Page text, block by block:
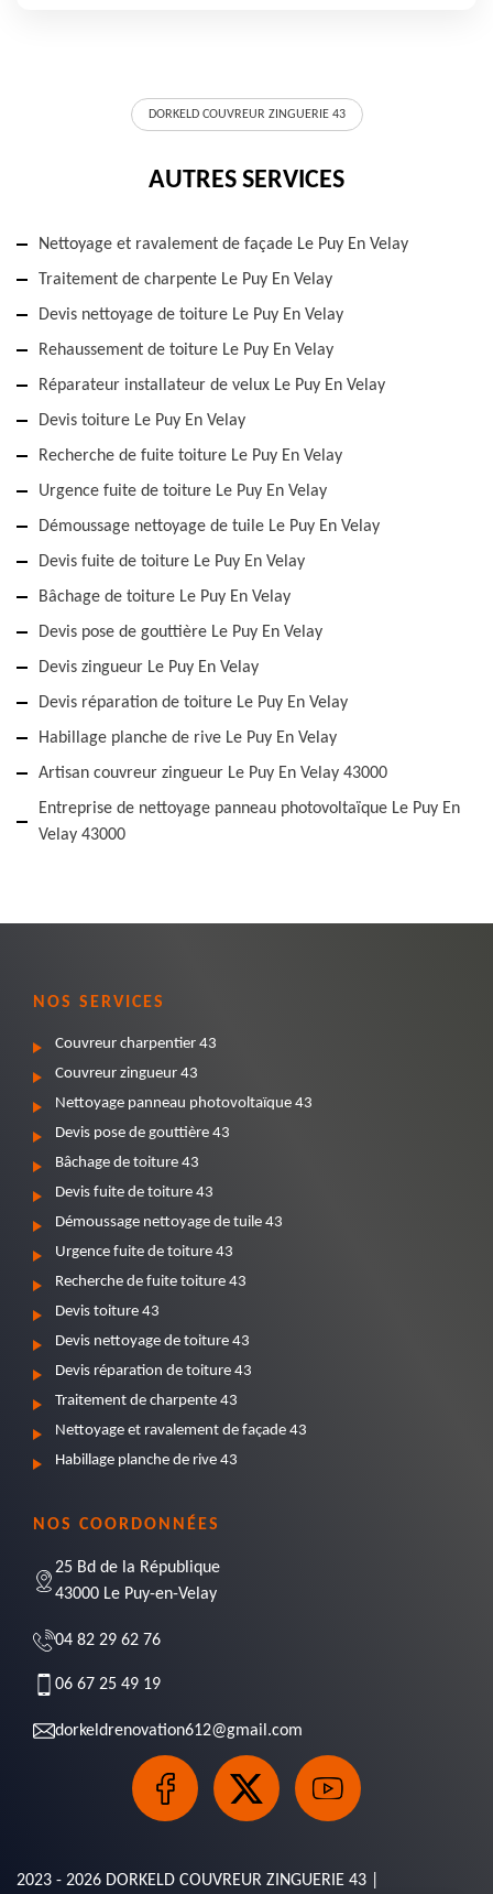
DORKELD COUVREUR ZINGUERIE 43
AUTRES SERVICES
Nettoyage et ravalement de façade Le Puy En Velay
Traitement de charpente Le Puy En Velay
Devis nettoyage de toiture Le Puy En Velay
Rehaussement de toiture Le Puy En Velay
Réparateur installateur de velux Le Puy En Velay
Devis toiture Le Puy En Velay
Recherche de fuite toiture Le Puy En Velay
Urgence fuite de toiture Le Puy En Velay
Démoussage nettoyage de tuile Le Puy En Velay
Devis fuite de toiture Le Puy En Velay
Bâchage de toiture Le Puy En Velay
Devis pose de gouttière Le Puy En Velay
Devis zingueur Le Puy En Velay
Devis réparation de toiture Le Puy En Velay
Habillage planche de rive Le Puy En Velay
Artisan couvreur zingueur Le Puy En Velay 43000
Entreprise de nettoyage panneau photovoltaïque Le Puy En
Velay 43000
NOS SERVICES
Couvreur charpentier 43
Couvreur zingueur 43
Nettoyage panneau photovoltaïque 43
Devis pose de gouttière 43
Bâchage de toiture 43
Devis fuite de toiture 43
Démoussage nettoyage de tuile 43
Urgence fuite de toiture 43
Recherche de fuite toiture 43
Devis toiture 43
Devis nettoyage de toiture 43
Devis réparation de toiture 43
Traitement de charpente 43
Nettoyage et ravalement de façade 43
Habillage planche de rive 43
NOS COORDONNÉES
25 Bd de la République
43000 Le Puy-en-Velay
04 82 29 62 76
06 67 25 49 19
dorkeldrenovation612@gmail.com
2023 - 2026 DORKELD COUVREUR ZINGUERIE 43 |